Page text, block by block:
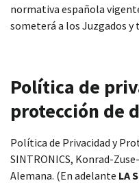
normativa española
someterá a los Juzgados y
Política de
protección de
Política de Privacidad y
SINTRONICS, Konrad-
Alemana. (En adelante LA